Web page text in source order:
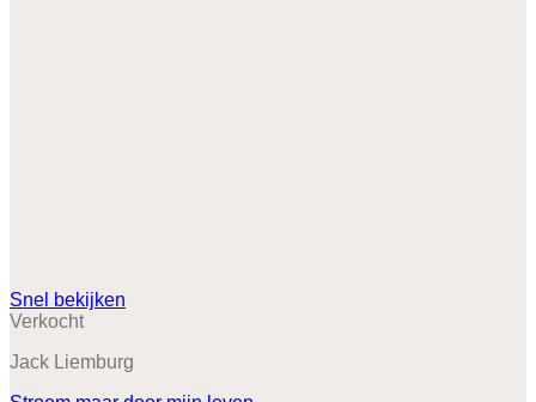
Snel bekijken
Verkocht
Jack Liemburg